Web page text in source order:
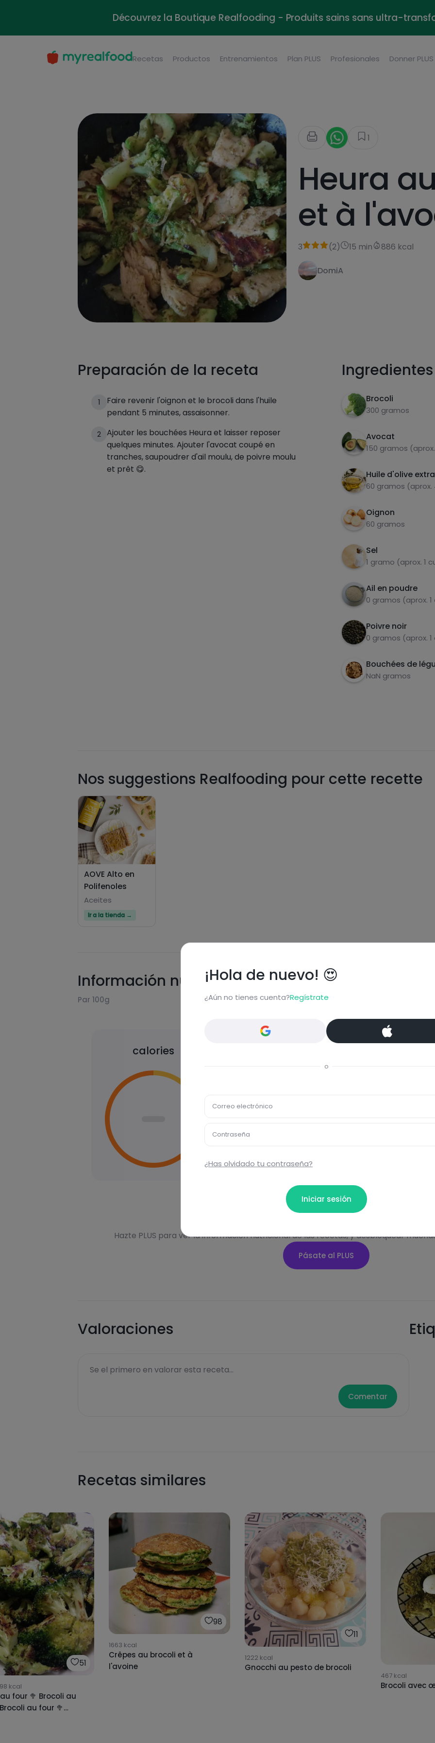
Découvrez la Boutique Realfooding - Produits sains sans ultra-
Recetas Productos Entrenamientos Plan PLUS Profesionales Donner PLUS
1
Heura
et à
3 (2) 15 min 886 kcal
DomiA
Preparación de la receta
1
Faire revenir l'oignon et le brocoli dans l'huile
pendant 5 minutes, assaisonner.
2 Ajouter les bouchées Heura et laisser reposer
quelques minutes. Ajouter l'avocat coupé en
tranches, saupoudrer d'ail moulu, de poivre moulu
et prêt 😋.
Ingredientes
Brocoli
300 gramos
Avocat
150 gramos
Huile d'olive
60 gramos
Oignon
60 gramos
Sel
1 gramo (aprox. 1
Ail en poudre
0 gramos (aprox.
Poivre noir
0 gramos (aprox.
Bouchées de
NaN gramos
Nos suggestions Realfooding pour cette recette
AOVE Alto en
Polifenoles
Aceites
Ir a la tienda →
Información nutricional
Par 100g
calories
protéines
Hazte PLUS para ver la información nutricional de las recetas, y desbloquear
Pásate al PLUS
Valoraciones
Se el primero en valorar esta receta...
Comentar
Recetas similares
51
kcal
four 🥦 Brocoli au
au four 🥦
98
1663 kcal
Crêpes au brocoli et à
l'avoine
11
1222 kcal
Gnocchi au pesto de brocoli
467kcal
Brocoli avec
¡Hola de nuevo! 😍
¿Aún no tienes cuenta?Regístrate
o
Correo electrónico
Contraseña
¿Has olvidado tu contraseña?
Iniciar sesión